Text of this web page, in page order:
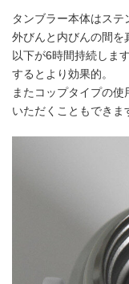
タンブラー本体はステ
外びんと内びんの間を
以下が6時間持続しま
するとより効果的。
またコップタイプの
いただくこともできま